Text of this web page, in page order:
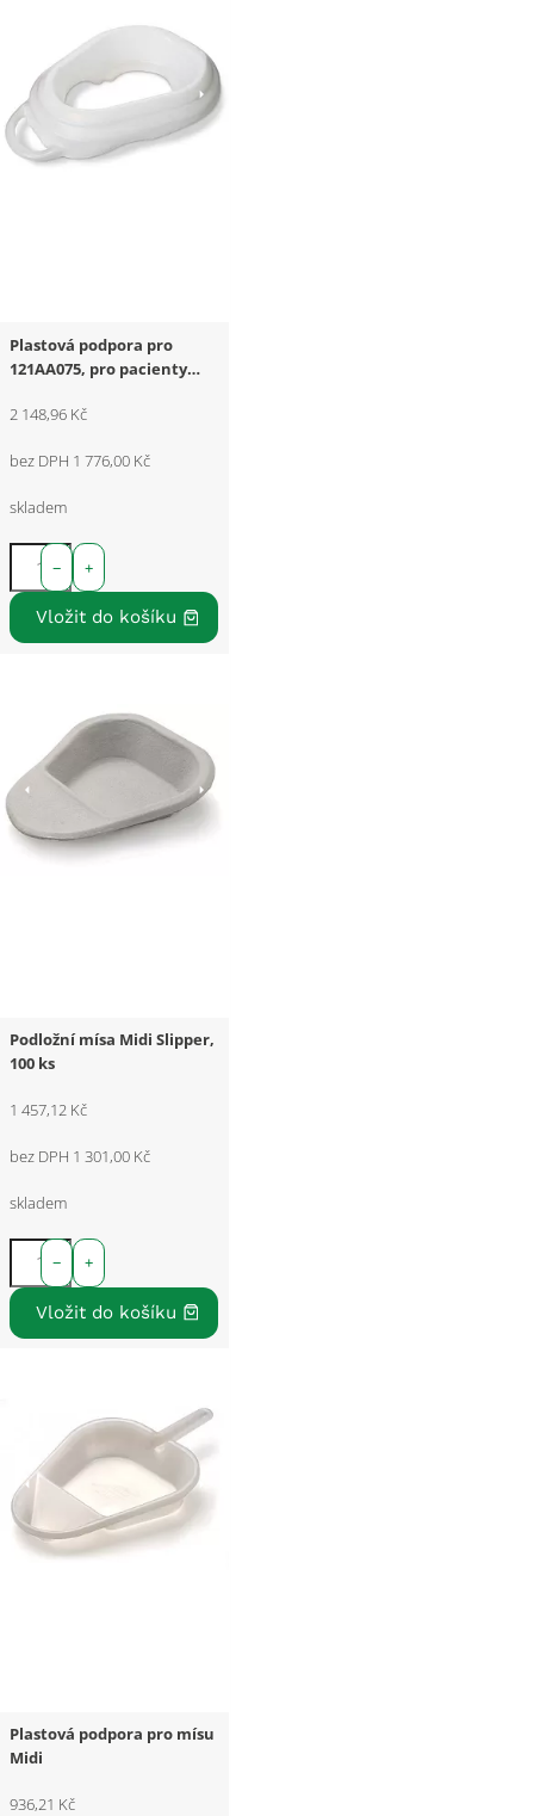
Plastová podpora pro
121AA075, pro pacienty
2 148,96 Kč
bez DPH 1 776,00 Kč
skladem
+
−
Podložní mísa Midi Slipper,
100 ks
1 457,12 Kč
bez DPH 1 301,00 Kč
skladem
+
−
Plastová podpora pro mísu
Midi
936,21 Kč